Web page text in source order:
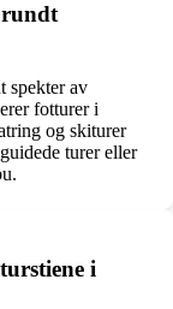
spekter av
fotturer i
og skiturer
turer eller
i